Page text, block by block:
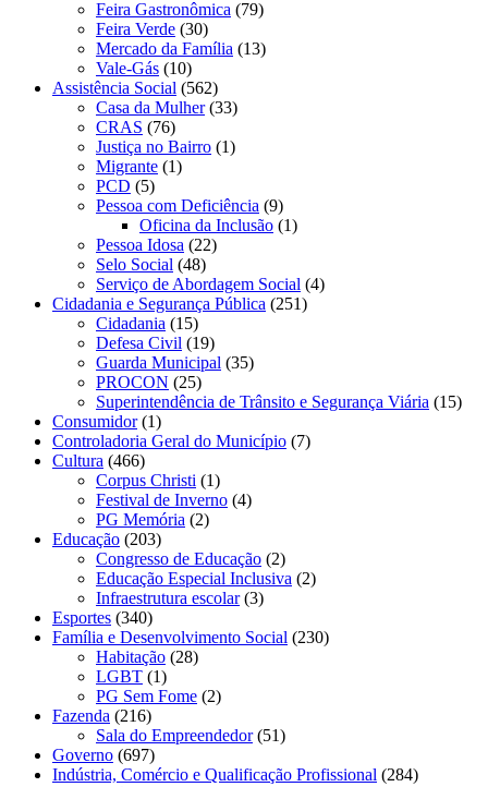
Feira Gastronômica (79)
Feira Verde (30)
Mercado da Família (13)
Vale-Gás (10)
Assistência Social (562)
Casa da Mulher(33)
CRAS (76)
Justiça no Bairro (1)
Migrante (1)
PCD (5)
Pessoa com Deficiência (9)
Oficina da Inclusão (1)
Pessoa Idosa (22)
Selo Social (48)
Serviço de Abordagem Social (4)
Cidadania e Segurança Pública (251)
Cidadania (15)
Defesa Civil (19)
Guarda Municipal (35)
PROCON (25)
Superintendência de Trânsito e Segurança Viária (15)
Consumidor(1)
Controladoria Geral do Município (7)
Cultura (466)
Corpus Christi (1)
Festival de Inverno (4)
PG Memória (2)
Educação (203)
Congresso de Educação (2)
Educação Especial Inclusiva (2)
Infraestrutura escolar(3)
Esportes (340)
Família e Desenvolvimento Social (230)
Habitação (28)
LGBT (1)
PG Sem Fome (2)
Fazenda (216)
Sala do Empreendedor(51)
Governo (697)
Indústria, Comércio e Qualificação Profissional (284)